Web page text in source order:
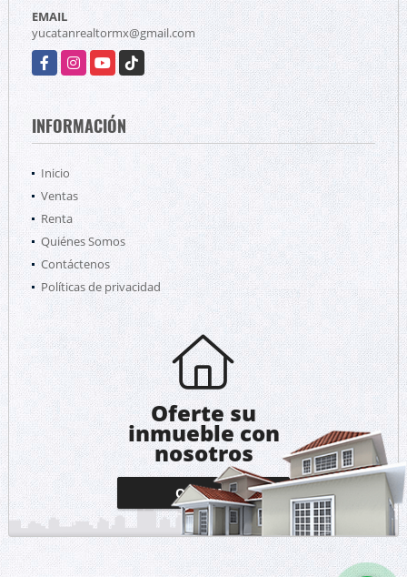
EMAIL
yucatanrealtormx@gmail.com
FacebookInstagramYouTubeTikTok
INFORMACIÓN
Inicio
Ventas
Renta
Quiénes Somos
Contáctenos
Políticas de privacidad
Oferte su
inmueble con
nosotros
OFERTAR